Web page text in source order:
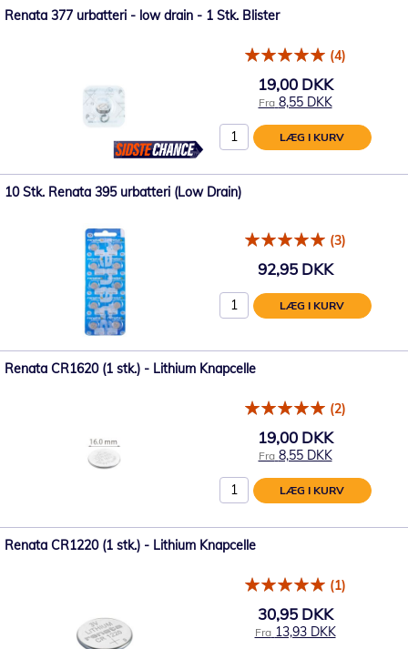
Renata 377 urbatteri - low drain - 1 Stk. Blister
(4)
19,00 DKK
Fra 8,55 DKK
LÆG I KURV
10 Stk. Renata 395 urbatteri (Low Drain)
(3)
92,95 DKK
LÆG I KURV
Renata CR1620 (1 stk.) - Lithium Knapcelle
(2)
19,00 DKK
Fra 8,55 DKK
LÆG I KURV
Renata CR1220 (1 stk.) - Lithium Knapcelle
(1)
30,95 DKK
Fra 13,93 DKK